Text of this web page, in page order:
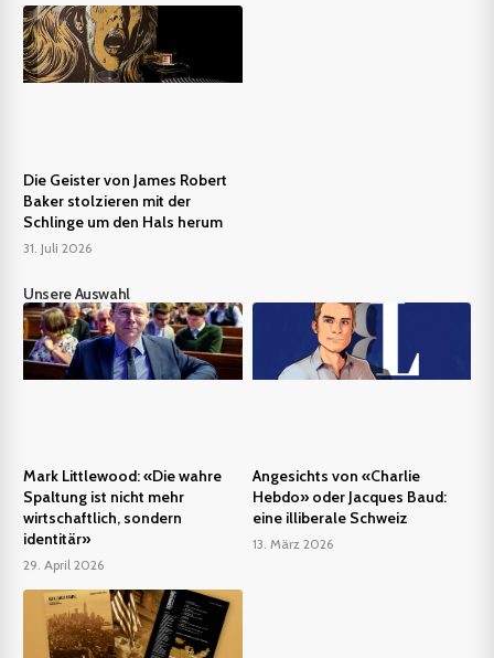
Die Geister von James Robert
Baker stolzieren mit der
Schlinge um den Hals herum
31. Juli 2026
Unsere Auswahl
Mark Littlewood: «Die wahre
Spaltung ist nicht mehr
wirtschaftlich, sondern
identitär»
29. April 2026
Angesichts von «Charlie
Hebdo» oder Jacques Baud:
eine illiberale Schweiz
13. März 2026